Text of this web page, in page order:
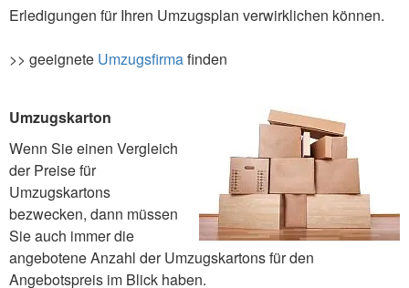
Erledigungen für Ihren Umzugsplan verwirklichen können.
>> geeignete Umzugsfirmafinden
Umzugskarton
Wenn Sie einen Vergleich
der Preise für
Umzugskartons
bezwecken, dann müssen
Sie auch immer die
angebotene Anzahl der Umzugskartons für den
Angebotspreis im Blick haben.